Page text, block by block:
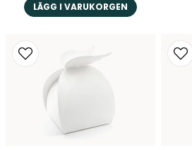
LÄGG I VARUKORGEN